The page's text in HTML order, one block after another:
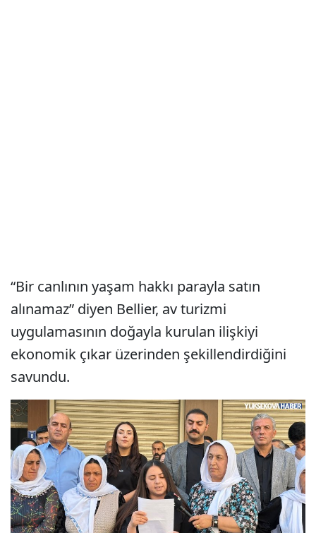
“Bir canlının yaşam hakkı parayla satın
alınamaz” diyen Bellier, av turizmi
uygulamasının doğayla kurulan ilişkiyi
ekonomik çıkar üzerinden şekillendirdiğini
savundu.